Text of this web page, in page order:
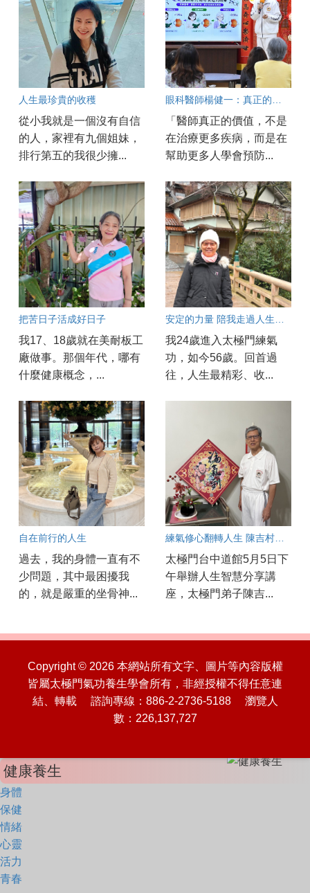
人生最珍貴的收穫
從小我就是一個沒有自信
的人，家裡有九個姐妹，
排行第五的我很少擁...
「醫師真正的價值，不是
在治療更多疾病，而是在
幫助更多人學會預防...
把苦日子活成好日子
我17、18歲就在美耐板工
廠做事。那個年代，哪有
什麼健康概念，...
我24歲進入太極門練氣
功，如今56歲。回首過
往，人生最精彩、收...
自在前行的人生
過去，我的身體一直有不
少問題，其中最困擾我
的，就是嚴重的坐骨神...
練氣修心翻轉人生 陳吉村找回健康與幸福
太極門台中道館5月5日下
午舉辦人生智慧分享講
座，太極門弟子陳吉...
Copyright © 2026 本網站所有文字、圖片等內容版權
皆屬太極門氣功養生學會所有，非經授權不得任意連
結、轉載 諮詢專線：886-2-2736-5188 瀏覽人
數：226,137,727
健康養生
身體
保健
情緒
心靈
活力
青春